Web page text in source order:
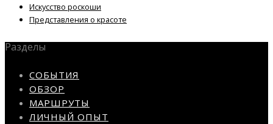
Искусство роскоши
Представления о красоте
Разделы
СОБЫТИЯ
ОБЗОР
МАРШРУТЫ
ЛИЧНЫЙ ОПЫТ